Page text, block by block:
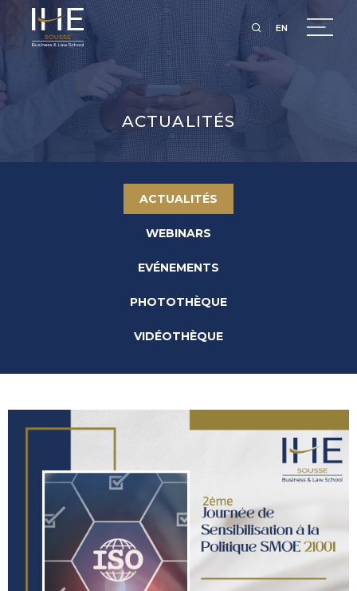
EN
ACTUALITÉS
ACTUALITÉS
WEBINARS
EVÉNEMENTS
PHOTOTHÈQUE
VIDÉOTHÈQUE